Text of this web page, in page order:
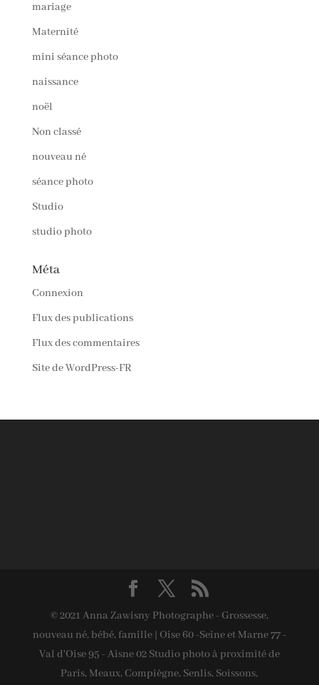
mariage
Maternité
mini séance photo
naissance
noël
Non classé
nouveau né
séance photo
Studio
studio photo
Méta
Connexion
Flux des publications
Flux des commentaires
Site de WordPress-FR
© 2021 Anna Zawisny Photographe - Grossesse,
nouveau né, bébé, famille | Oise 60 -Seine et Marne 77 -
Val d'Oise 95 - Aisne 02 Studio photo à proximité de
Paris, Meaux, Compiègne, Senlis, Soissons,